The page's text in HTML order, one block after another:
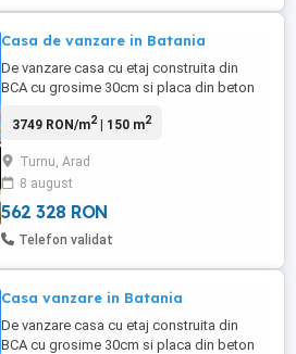
Casa de vanzare in Batania
De vanzare casa cu etaj construita din
BCA cu grosime 30cm si placa din beton
B tania la doar 6 km de fosta vama Turnu
camere,la parter este un hol in forma de L
cu doua intrari(ambele intrari au usi
metalice,iar la cea din ...
3749 RON/m2| 150 m2
Turnu, Arad
8 august
562 328 RON
Telefon validat
Casa vanzare in Batania
De vanzare casa cu etaj construita din
BCA cu grosime 30cm si placa din beton